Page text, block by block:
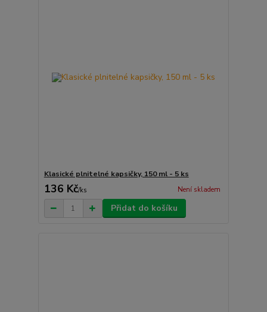
Klasické plnitelné kapsičky, 150 ml - 5 ks
136 Kč/ks Není skladem
Přidat do košíku